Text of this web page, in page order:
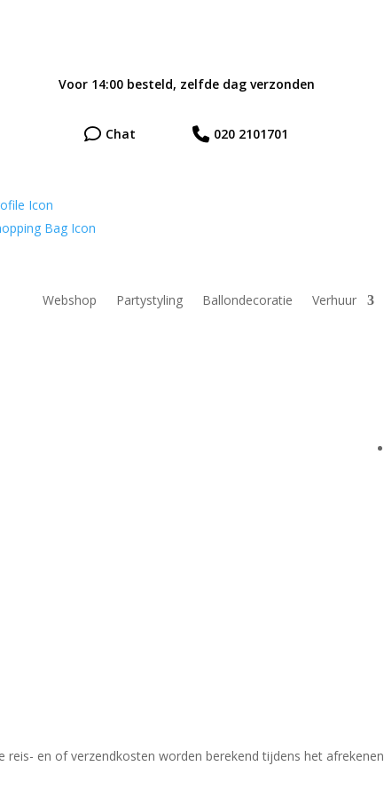
Voor 14:00 besteld, zelfde dag verzonden
Chat 020 2101701
Webshop Partystyling Ballondecoratie Verhuur
reis- en of verzendkosten worden berekend tijdens het afrekenen